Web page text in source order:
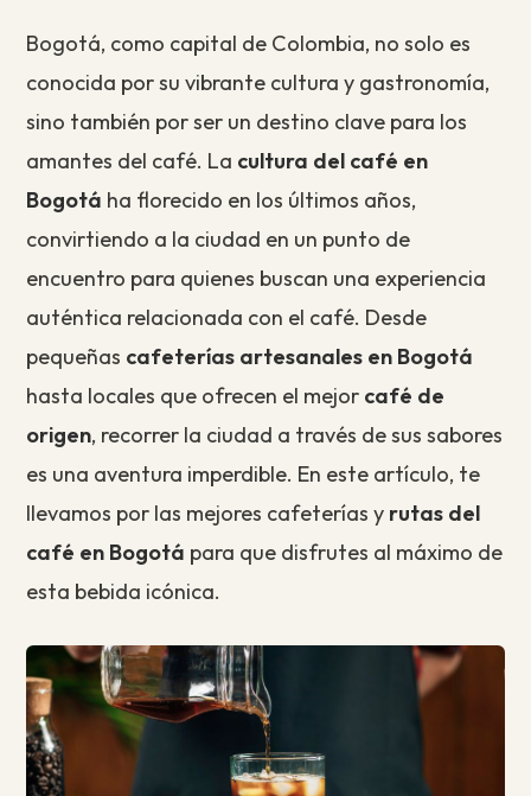
Bogotá, como capital de Colombia, no solo es
conocida por su vibrante cultura y gastronomía,
sino también por ser un destino clave para los
amantes del café. La cultura del café en
Bogotá ha florecido en los últimos años,
convirtiendo a la ciudad en un punto de
encuentro para quienes buscan una experiencia
auténtica relacionada con el café. Desde
pequeñas cafeterías artesanales en Bogotá
hasta locales que ofrecen el mejor café de
origen, recorrer la ciudad a través de sus sabores
es una aventura imperdible. En este artículo, te
llevamos por las mejores cafeterías y rutas del
café en Bogotá para que disfrutes al máximo de
esta bebida icónica.